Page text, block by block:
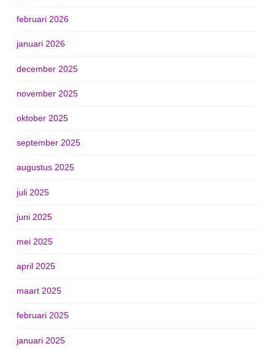
februari 2026
januari 2026
december 2025
november 2025
oktober 2025
september 2025
augustus 2025
juli 2025
juni 2025
mei 2025
april 2025
maart 2025
februari 2025
januari 2025